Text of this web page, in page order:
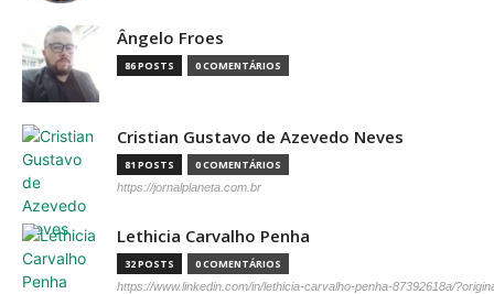
Ângelo Froes
86 POSTS 0 COMENTÁRIOS
Cristian Gustavo de Azevedo Neves
81 POSTS 0 COMENTÁRIOS
https://jornalplaneta.com.br
Lethicia Carvalho Penha
32 POSTS 0 COMENTÁRIOS
https://www.linkedin.com/in/lethicia-carvalho-penha-87392618a/